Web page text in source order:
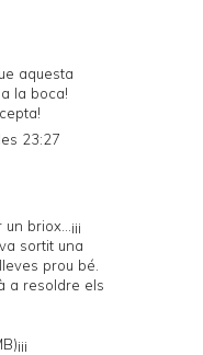
aquesta
la boca!
23:27
briox...¡¡¡
sortit una
prou bé.
a resoldre els